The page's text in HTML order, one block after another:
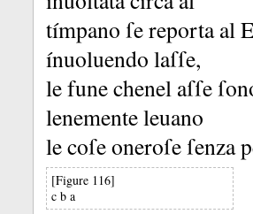
tímpano ſe reporta al
ínuoluendo laſſe,
le fune chenel aſſe
lenemente leuano
le coſe oneroſe ſenza
[Figure 116]
c b a